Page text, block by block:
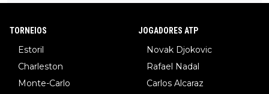
TORNEIOS
Estoril
Charleston
Monte-Carlo
JOGADORES ATP
Novak Djokovic
Rafael Nadal
Carlos Alcaraz